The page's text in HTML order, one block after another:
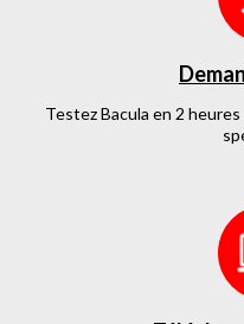
Testez Bacula en 2